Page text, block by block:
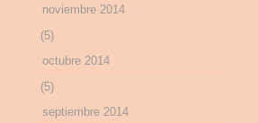
noviembre 2014
(5)
octubre 2014
(5)
septiembre 2014